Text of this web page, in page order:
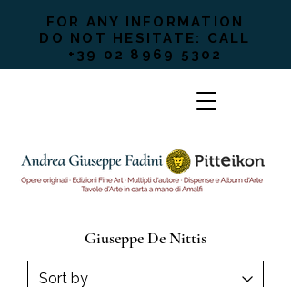
FOR ANY INFORMATION
DO NOT HESITATE: CALL
+39 02 8969 5302
Giuseppe De Nittis